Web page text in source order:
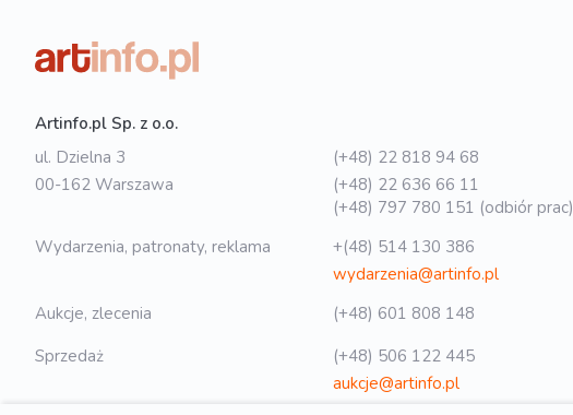
Artinfo.pl Sp. z o.o.
ul. Dzielna 3
00-162 Warszawa
(+48) 22 818 94 68
(+48) 22 636 66 11
(+48) 797 780 151 (odbiór prac)
Wydarzenia, patronaty, reklama
+(48) 514 130 386
wydarzenia@artinfo.pl
Aukcje, zlecenia
(+48) 601 808 148
Sprzedaż
(+48) 506 122 445
aukcje@artinfo.pl